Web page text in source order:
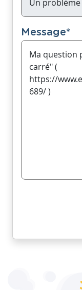
Message*